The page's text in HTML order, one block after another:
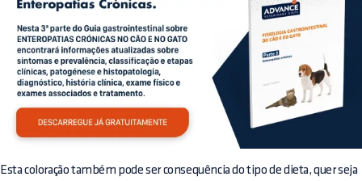
Esta coloração também pode ser consequência do tipo de dieta, quer seja